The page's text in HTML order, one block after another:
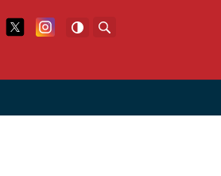
Facebook
Twitter Facebook